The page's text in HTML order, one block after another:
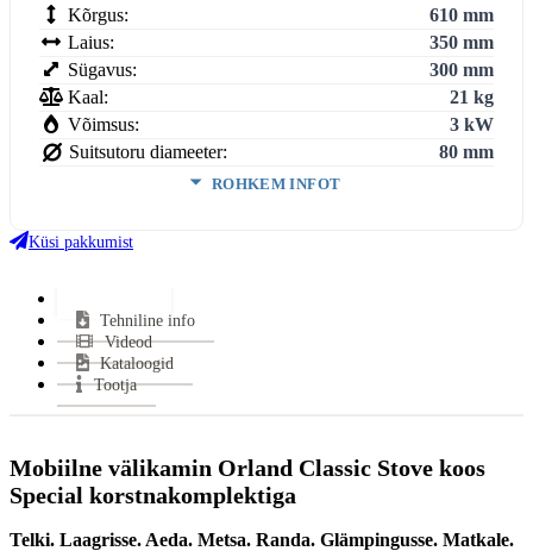
Kõrgus:
610 mm
Laius:
350 mm
Sügavus:
300 mm
Kaal:
21 kg
Võimsus:
3 kW
Suitsutoru diameeter:
80 mm
ROHKEM INFOT
Klaasi kuju:
Kütus:
Garantii:
Küsi pakkumist
Tehniline info
Videod
Kataloogid
Tootja
Mobiilne välikamin Orland Classic Stove koos
Special korstnakomplektiga
Telki. Laagrisse. Aeda. Metsa. Randa. Glämpingusse. Matkale.